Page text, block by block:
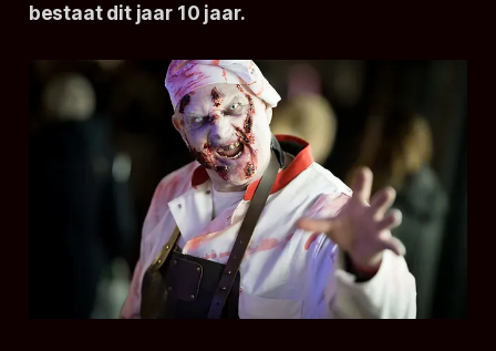
bestaat dit jaar 10 jaar.